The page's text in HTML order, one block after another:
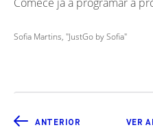
Sofia Martins, "JustGo by Sofia"
ANTERIOR VER